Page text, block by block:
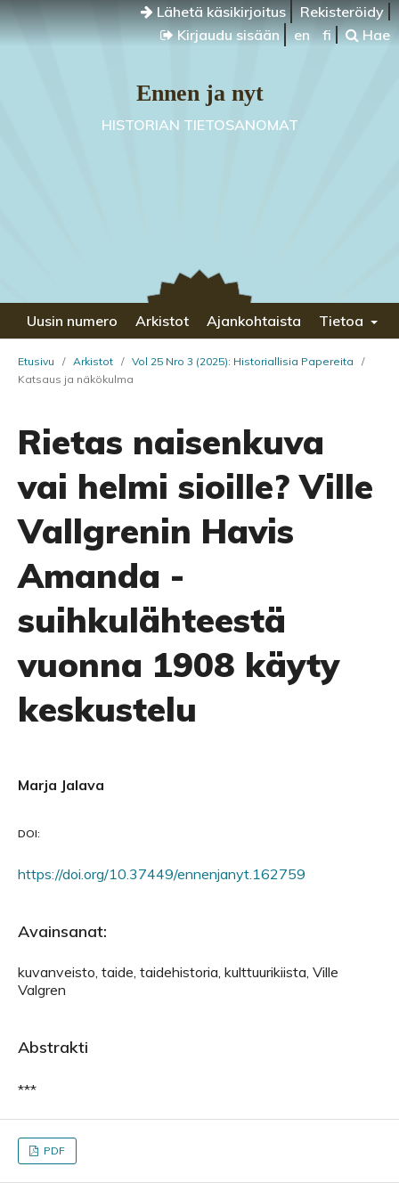
Lähetä käsikirjoitus
Rekisteröidy
Kirjaudu sisään
en fi Hae
Ennen ja nyt
HISTORIAN TIETOSANOMAT
Uusin numero Arkistot Ajankohtaista Tietoa
Etusivu / Arkistot / Vol 25 Nro 3 (2025): Historiallisia Papereita
/
Katsaus ja näkökulma
Rietas naisenkuva
vai helmi sioille? Ville
Vallgrenin Havis
Amanda -
suihkulähteestä
vuonna 1908 käyty
keskustelu
Marja Jalava
DOI:
https://doi.org/10.37449/ennenjanyt.162759
Avainsanat:
kuvanveisto, taide, taidehistoria, kulttuurikiista, Ville
Valgren
Abstrakti
***
PDF